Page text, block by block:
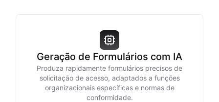
Geração de Formulários com IA
Produza rapidamente formulários precisos de
solicitação de acesso, adaptados a funções
organizacionais específicas e normas de
conformidade.